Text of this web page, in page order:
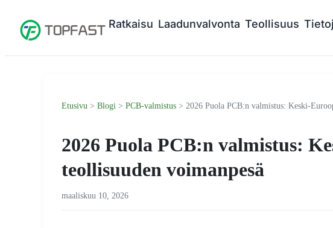
Ratkaisu Laadunvalvonta Teollisuus
Etusivu > Blogi > PCB-valmistus > 2026 Puola PCB:n valmistus: Keski-
2026 Puola PCB:n valmistus:
teollisuuden voimanpesä
maaliskuu 10, 2026